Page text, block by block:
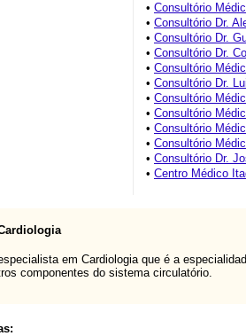
• Consultório
• Consultório Dr.
• Consultório Dr.
• Consultório Dr.
• Consultório
• Consultório Dr.
• Consultório
• Consultório
• Consultório
• Consultório
• Consultório Dr.
• Centro Médico
em Cardiologia que é a
componentes do sistema circulatório.